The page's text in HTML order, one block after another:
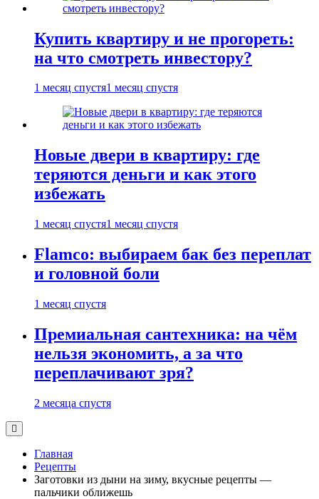
Купить квартиру и не прогореть:
на что смотреть инвестору?
1 месяц спустя1 месяц спустя
Новые двери в квартиру: где
теряются деньги и как этого
избежать
1 месяц спустя1 месяц спустя
Flamco: выбираем бак без переплат
и головной боли
1 месяц спустя
Премиальная сантехника: на чём
нельзя экономить, а за что
переплачивают зря?
2 месяца спустя
Главная
Рецепты
Заготовки из дыни на зиму, вкусные рецепты —
пальчики оближешь